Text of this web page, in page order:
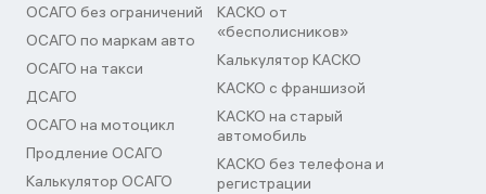
ОСАГО без ограничений
ОСАГО по маркам авто
ОСАГО на такси
ДСАГО
ОСАГО на мотоцикл
Продление ОСАГО
Калькулятор ОСАГО
КАСКО от
«бесполисников»
Калькулятор КАСКО
КАСКО с франшизой
КАСКО на старый
автомобиль
КАСКО без телефона и
регистрации